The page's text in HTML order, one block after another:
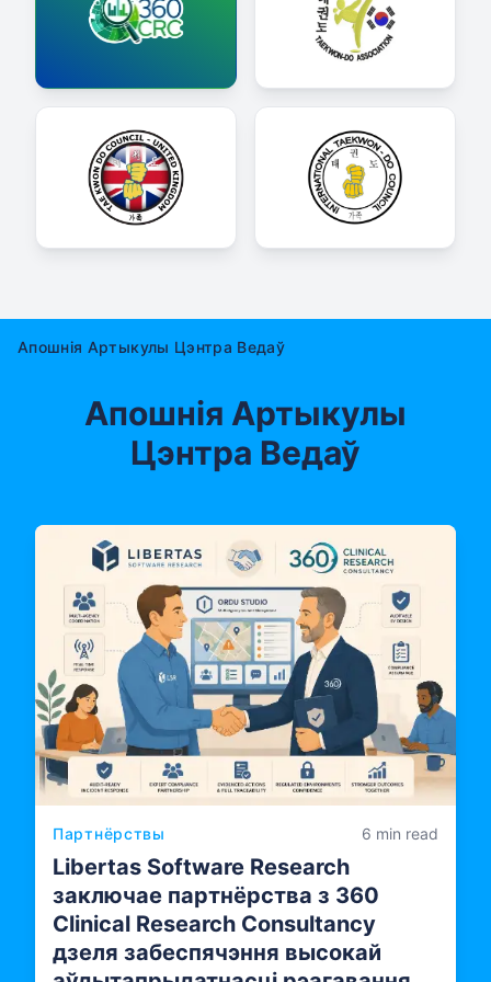
Апошнія Артыкулы Цэнтра Ведаў
Апошнія Артыкулы
Цэнтра Ведаў
Партнёрствы 6 min read
Libertas Software Research
заключае партнёрства з 360
Clinical Research Consultancy
дзеля забеспячэння высокай